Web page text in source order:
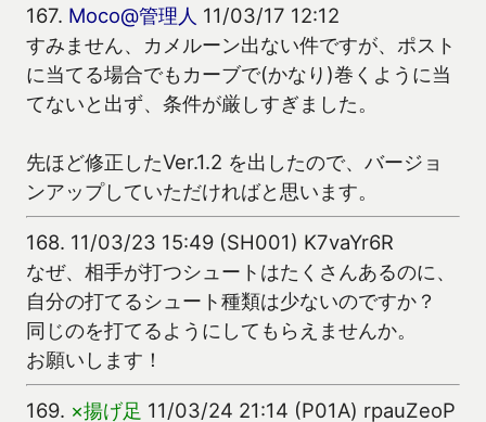
167. Moco@管理人 11/03/17 12:12
すみません、カメルーン出ない件ですが、ポスト
に当てる場合でもカーブで(かなり)巻くように当
てないと出ず、条件が厳しすぎました。
先ほど修正したVer.1.2 を出したので、バージョ
ンアップしていただければと思います。
168. 11/03/23 15:49 (SH001) K7vaYr6R
なぜ、相手が打つシュートはたくさんあるのに、
自分の打てるシュート種類は少ないのですか？
同じのを打てるようにしてもらえませんか。
お願いします！
169. ×揚げ足 11/03/24 21:14 (P01A) rpauZeoP